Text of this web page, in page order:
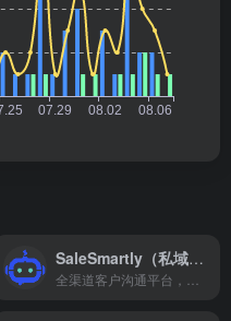
SaleSmartly（私域神器）